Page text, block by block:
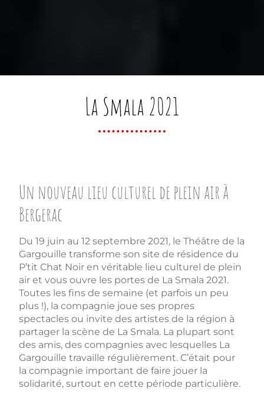
La Smala 2021
Un nouveau lieu culturel de plein air à
Bergerac
Du 19 juin au 12 septembre 2021, le Théâtre de la
Gargouille transforme son site de résidence du
P’tit Chat Noir en véritable lieu culturel de plein
air et vous ouvre les portes de La Smala 2021.
Toutes les fins de semaine (et parfois un peu
plus !), la compagnie joue ses propres
spectacles ou invite des artistes de la région à
partager la scène de La Smala. La plupart sont
des amis, des compagnies avec lesquelles La
Gargouille travaille régulièrement. C’était pour
la compagnie important de faire jouer la
solidarité, surtout en cette période particulière.